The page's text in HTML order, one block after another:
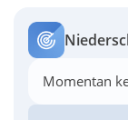
Momentan